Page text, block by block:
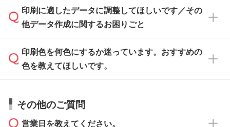
ご入稿後は経験豊富なスタッフがデータに不備
がないかチェックし、お客様と確認してから印
刷に進みますので、ご安心ください。
入稿用のテンプレートはPDF形式ですが、
IllustratorやPhotoshopで開いてご利用いただけ
方」をご確認ください。
印刷に適したデータ・解像度かどうか、担当ス
タッフが事前に確認いたします。
ムへ添付いただくか、担当スタッフ宛にメール
でお送りください。
い合わせください。
印刷に適したデータに調整してほしいです／その
他データ作成に関するお困りごと
データ作成でお困りの際には、担当スタッフが
サポートいたしますのでお気軽にご相談くださ
から添付してお送りください。
印刷色を何色にするか迷っています。おすすめの
色を教えてほしいです。
相談いただきますと、担当スタッフがお客様の
ご希望や商品の本体色を確認し、印刷色をご提
その他のご質問
営業日を教えてください。